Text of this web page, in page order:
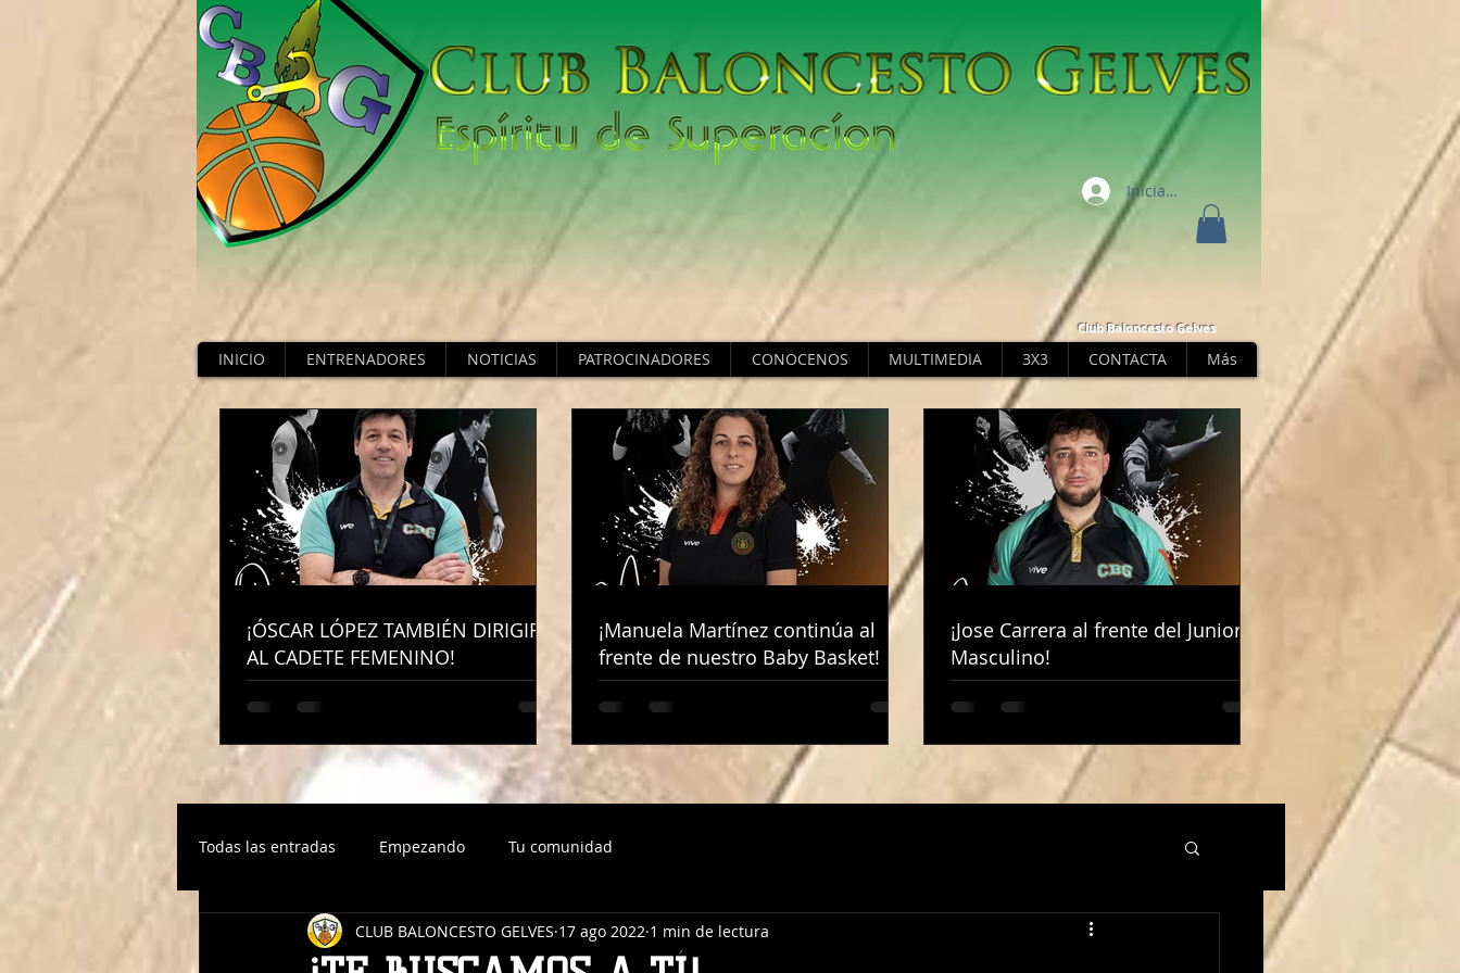
Iniciar sesión
Club Baloncesto Gelves
INICIO ENTRENADORES NOTICIAS PATROCINADORES CONOCENOS MULTIMEDIA 3X3 CONTACTA Más
¡ÓSCAR LÓPEZ TAMBIÉN DIRIGIRÁ
AL CADETE FEMENINO!
¡Manuela Martínez continúa al
frente de nuestro Baby Basket!
¡Jose Carrera al frente del Junior
Masculino!
¡ÓSCAR LÓPEZ TAMBIÉN DIRIGIRÁ
AL CADETE FEMENINO!
¡Manuela Martínez continúa al
frente de nuestro Baby Basket!
¡Jose Carrera al frente del Junior
Masculino!
Todas las entradas Empezando Tu comunidad
CLUB BALONCESTO GELVES 17 ago 2022 1 min de lectura